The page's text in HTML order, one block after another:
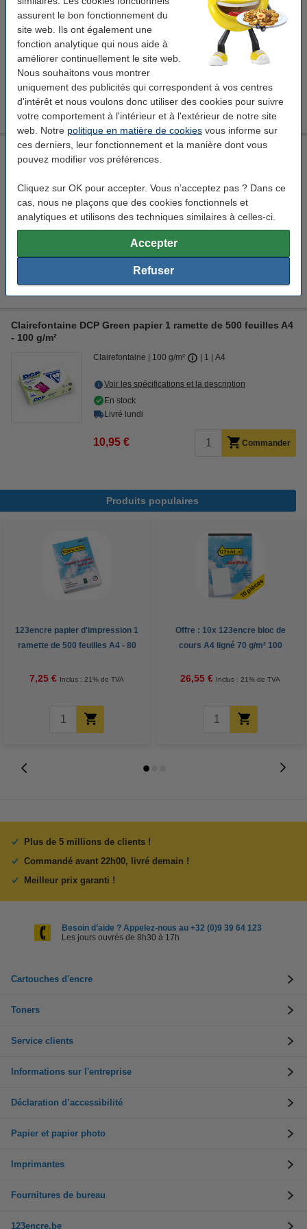
assurent le bon fonctionnement du
site web. Ils ont également une
fonction analytique qui nous aide à
améliorer continuellement le site web.
Nous souhaitons vous montrer
uniquement des publicités qui correspondent à vos centres
d'intérêt et nous voulons donc utiliser des cookies pour suivre
votre comportement à l'intérieur et à l'extérieur de notre site
web. Notre politique en matière de cookies vous informe sur
ces derniers, leur fonctionnement et la manière dont vous
pouvez modifier vos préférences.
Cliquez sur OK pour accepter. Vous n’acceptez pas ? Dans ce
cas, nous ne plaçons que des cookies fonctionnels et
analytiques et utilisons des techniques similaires à celles-ci.
Accepter
Refuser
Prix par ramette
11,50 € Commander
Pack avantageux !
Clairefontaine papier DCP 1 boîte de 2500 feuilles A4 - 100
g/m²
47,95 €
Pro-Design papier 1 boîte de 2500 feuilles A4 - 100 g/m²
Voir les spécifications et la description
En stock
Prix par ramette 10,30 €
Clairefontaine DCP Green papier 1 ramette de 500 feuilles A4
- 100 g/m²
Clairefontaine 100 g/m² 1 A4
Voir les spécifications et la description
En stock
Livré lundi
10,95 € Commander
Produits populaires
123encre papier d'impression 1
ramette de 500 feuilles A4 - 80
7,25 € Inclus : 21% de TVA
Offre : 10x 123encre bloc de
cours A4 ligné 70 g/m² 100
26,55 € Inclus : 21% de TVA
Plus de 5 millions de clients !
Commandé avant 22h00, livré demain !
Meilleur prix garanti !
Besoin d’aide ? Appelez-nous au +32 (0)9 39 64 123
Les jours ouvrés de 8h30 à 17h
Cartouches d'encre
Toners
Service clients
Informations sur l'entreprise
Déclaration d’accessibilité
Papier et papier photo
Imprimantes
Fournitures de bureau
123encre.be